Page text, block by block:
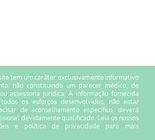
tem um caráter exclusivamente informativo
não constituindo um parecer médico, de
assessoria jurídica. A informação fornecida
os esforços desenvolvidos, não estar
de aconselhamento específico, deverá
devidamente qualificado. Leia os nossos
e política de privacidade para mais